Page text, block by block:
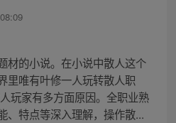
材的小说。在小说中散人这个
里唯有叶修一人玩转散人职
玩家有多方面原因。全职业熟
、特点等深入理解，操作散...